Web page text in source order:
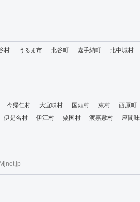
村 うるま市 北谷町 嘉手納町 北中城村
今帰仁村 大宜味村 国頭村 東村 西原町
伊是名村 伊江村 粟国村 渡嘉敷村 座間